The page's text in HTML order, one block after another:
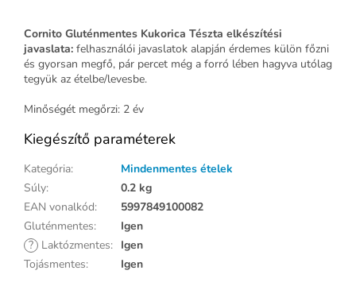
Cornito Gluténmentes Kukorica Tészta elkészítési
javaslata: felhasználói javaslatok alapján érdemes külön főzni
és gyorsan megfő, pár percet még a forró lében hagyva utólag
tegyük az ételbe/levesbe.
Minőségét megőrzi: 2 év
Kiegészítő paraméterek
Kategória:
Mindenmentes ételek
Súly:
0.2 kg
EAN vonalkód:
5997849100082
Gluténmentes:
Igen
? Laktózmentes: Igen
Tojásmentes: Igen